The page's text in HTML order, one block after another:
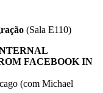
(Sala E110)
FACEBOOK IN
(com Michael